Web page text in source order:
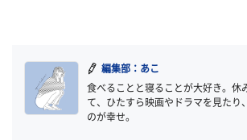
編集部：あこ
食べることと寝ることが大好き。休
て、ひたすら映画やドラマを見たり
のが幸せ。